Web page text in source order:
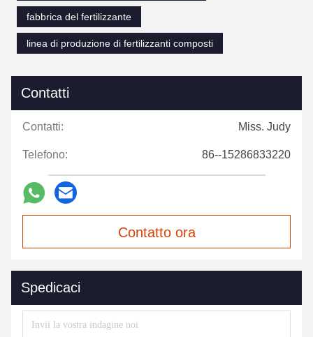
fabbrica del fertilizzante
linea di produzione di fertilizzanti composti
Contatti
Contatti: Miss. Judy
Telefono: 86--15286833220
Contatto ora
Spedicaci